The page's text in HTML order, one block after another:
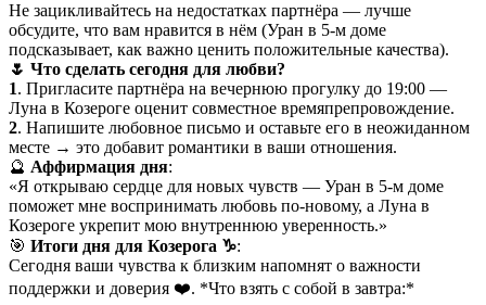
Не зацикливайтесь на недостатках партнёра — лучше
обсудите, что вам нравится в нём (Уран в 5-м доме
подсказывает, как важно ценить положительные качества).
🌷 Что сделать сегодня для любви?
1. Пригласите партнёра на вечернюю прогулку до 19:00 —
Луна в Козероге оценит совместное времяпрепровождение.
2. Напишите любовное письмо и оставьте его в неожиданном
месте → это добавит романтики в ваши отношения.
🔮 Аффирмация дня:
«Я открываю сердце для новых чувств — Уран в 5-м доме
поможет мне воспринимать любовь по-новому, а Луна в
Козероге укрепит мою внутреннюю уверенность.»
🎯 Итоги дня для Козерога ♑:
Сегодня ваши чувства к близким напомнят о важности
поддержки и доверия ❤️. *Что взять с собой в завтра:*